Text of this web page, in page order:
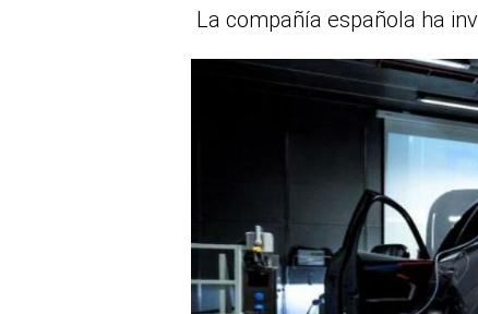
La compañía española ha